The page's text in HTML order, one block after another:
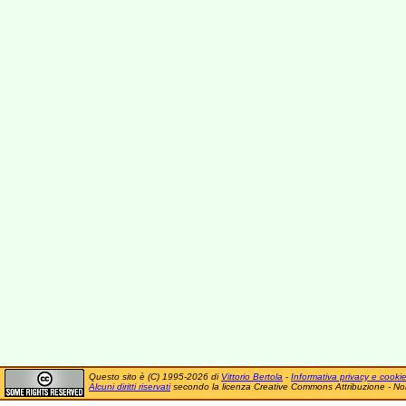
Questo sito è (C) 1995-2026 di Vittorio Bertola - Informativa privacy e cookie
Alcuni diritti riservatisecondo la licenza Creative Commons Attribuzione -